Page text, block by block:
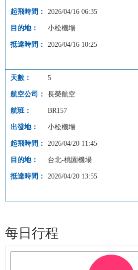
2026/04/16 06:35
小松機場
2026/04/16 10:25
5
長榮航空
BR157
小松機場
2026/04/20 11:45
台北-桃園機場
2026/04/20 13:55
每日行程